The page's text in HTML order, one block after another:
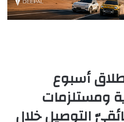
أسبوع
ومستلزمات
التوصيل خلال